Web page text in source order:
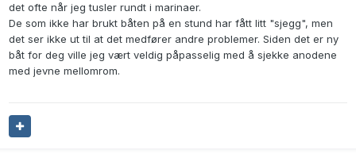
det ofte når jeg tusler rundt i marinaer.
De som ikke har brukt båten på en stund har fått litt "sjegg", men
det ser ikke ut til at det medfører andre problemer. Siden det er ny
båt for deg ville jeg vært veldig påpasselig med å sjekke anodene
med jevne mellomrom.